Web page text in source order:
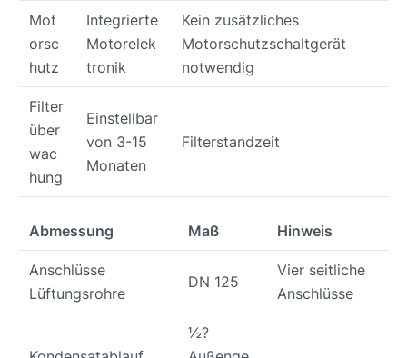
Mot
orsc
hutz
Integrierte
Motorelek
tronik
Kein zusätzliches
Motorschutzschaltgerät
notwendig
Filter
über
wac
hung
Einstellbar
von 3-15
Monaten
Filterstandzeit
Abmessung Maß Hinweis
Anschlüsse
Lüftungsrohre
DN 125
Vier seitliche
Anschlüsse
½?